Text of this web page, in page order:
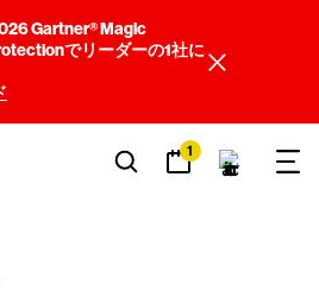
Gartner® Magic
でリーダーの1社に
1